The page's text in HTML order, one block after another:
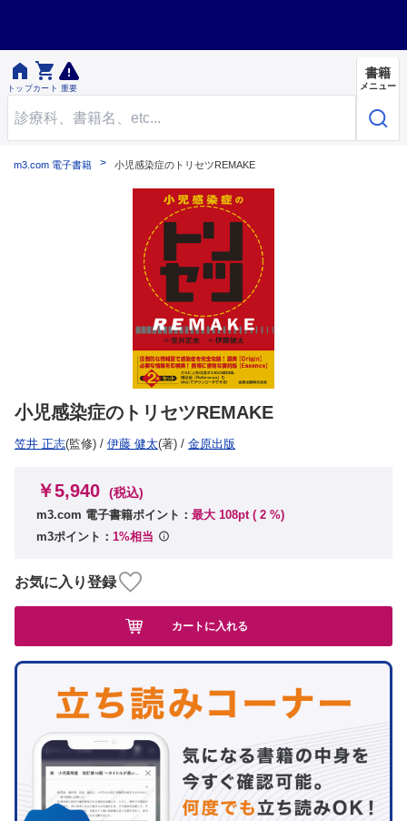

トップ

カート 重要
書籍
メニュー
m3.com 電子書籍 小児感染症のトリセツREMAKE
小児感染症のトリセツREMAKE
笠井 正志(監修) / 伊藤 健太(著) / 金原出版
￥5,940 (税込)
m3.com 電子書籍ポイント： 最大 108pt ( 2 %)
m3ポイント： 1%相当
お気に入り登録
カートに入れる